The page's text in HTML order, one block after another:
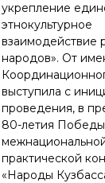
укрепление
этнокультурное
взаимодействие
народов». От
выступила с
проведения, в
80-летия
практической
«Народы